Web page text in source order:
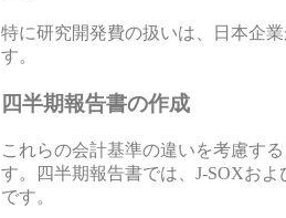
特に研究開発費の扱いは、日本企
す。
四半期報告書の作成
これらの会計基準の違いを考慮す
す。四半期報告書では、J-SOXお
です。